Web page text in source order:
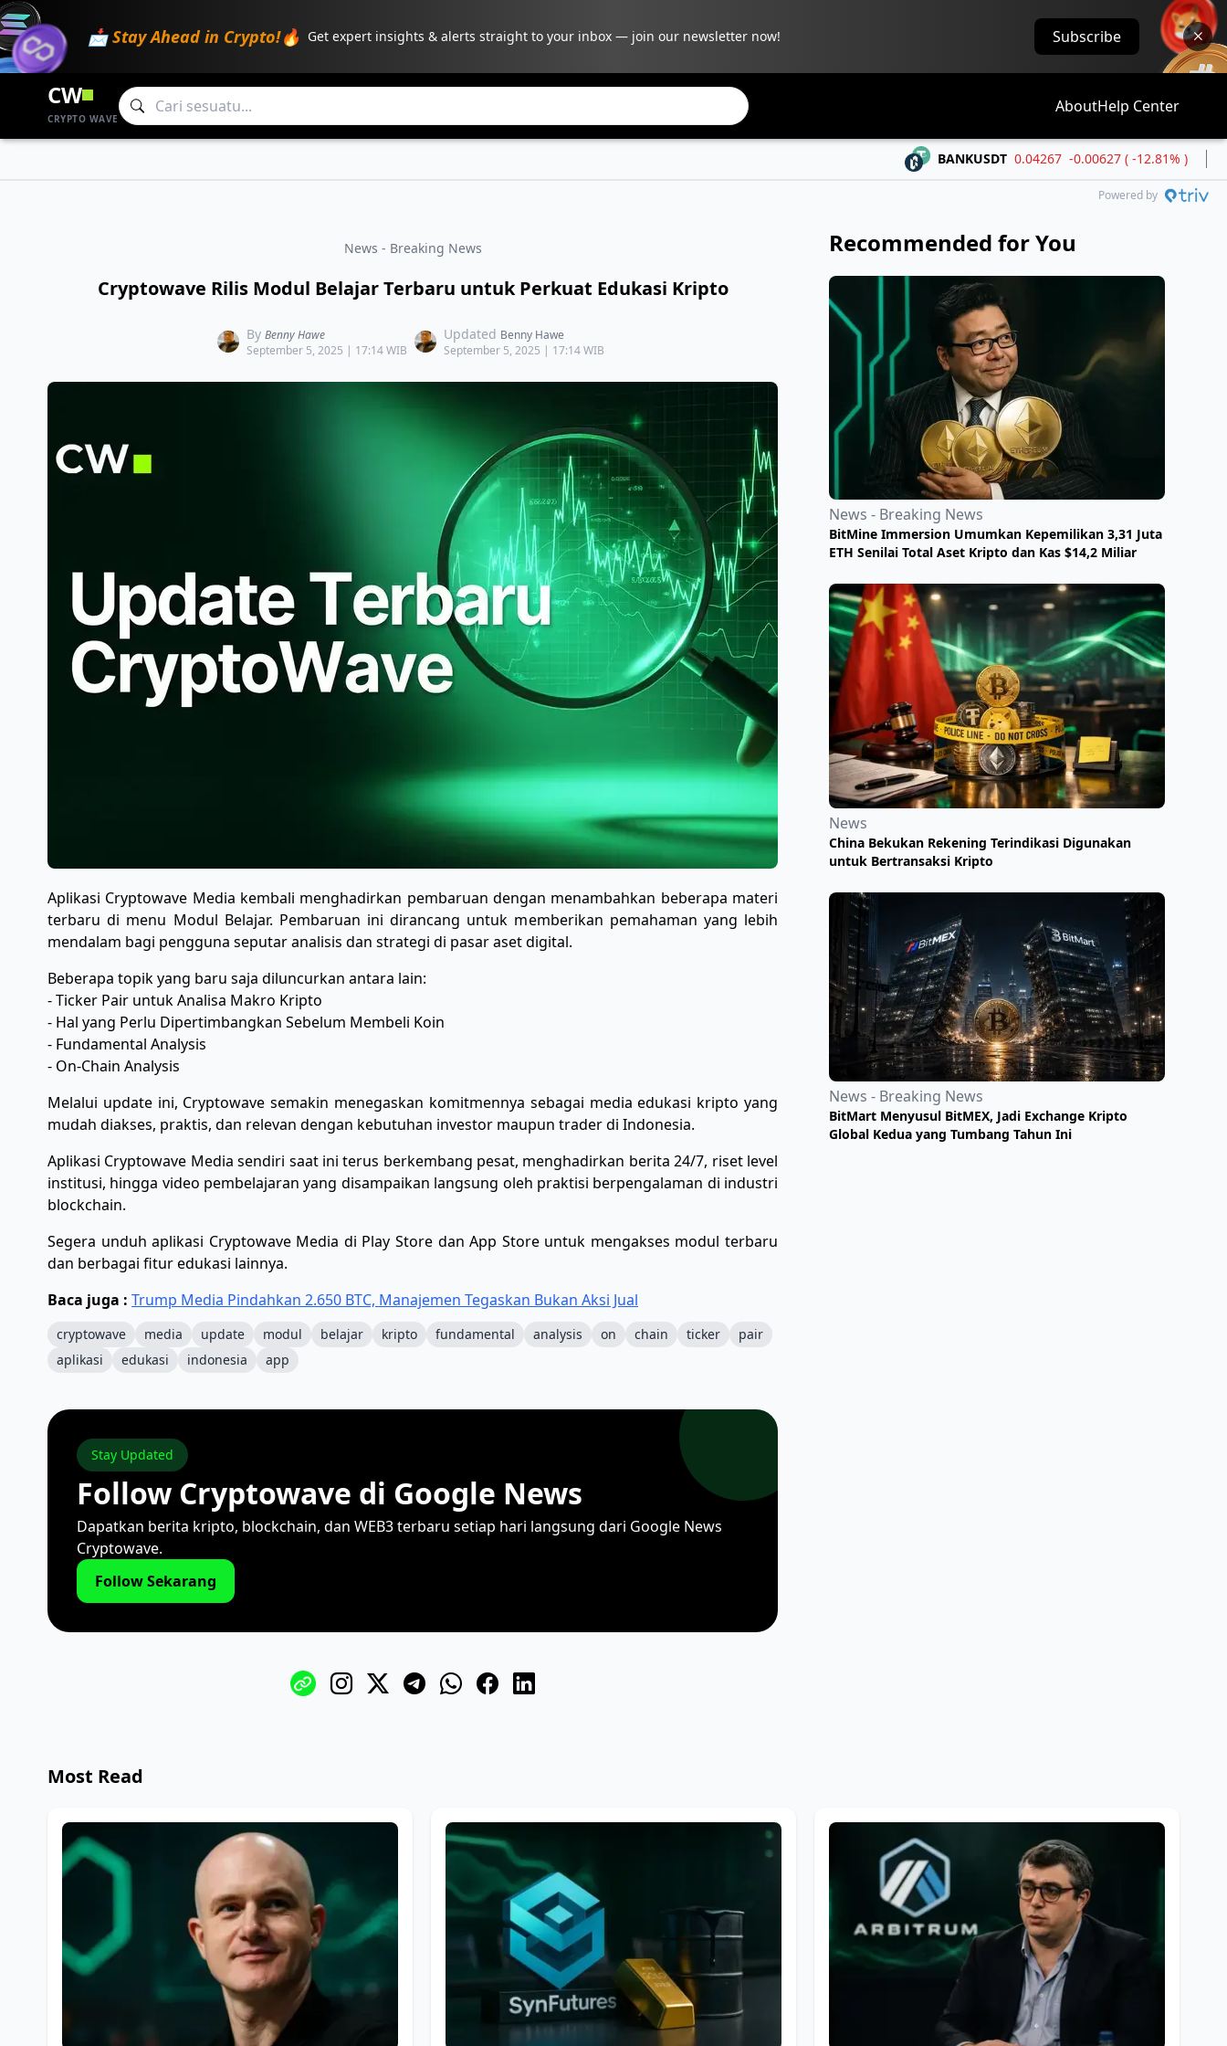
📩 Stay Ahead in Crypto!🔥 Get expert insights & alerts straight to your inbox — join our newsletter now! Subscribe
CW
CRYPTO WAVE
AboutHelp Center
BANKUSDT 0.04267 -0.00627 ( -12.81% )
Powered by
News - Breaking News
Cryptowave Rilis Modul Belajar Terbaru untuk Perkuat Edukasi Kripto
By Benny Hawe
September 5, 2025 | 17:14 WIB
Updated Benny Hawe
September 5, 2025 | 17:14 WIB
Aplikasi Cryptowave Media kembali menghadirkan pembaruan dengan menambahkan beberapa materi
terbaru di menu Modul Belajar. Pembaruan ini dirancang untuk memberikan pemahaman yang lebih
mendalam bagi pengguna seputar analisis dan strategi di pasar aset digital.
Beberapa topik yang baru saja diluncurkan antara lain:
- Ticker Pair untuk Analisa Makro Kripto
- Hal yang Perlu Dipertimbangkan Sebelum Membeli Koin
- Fundamental Analysis
- On-Chain Analysis
Melalui update ini, Cryptowave semakin menegaskan komitmennya sebagai media edukasi kripto yang
mudah diakses, praktis, dan relevan dengan kebutuhan investor maupun trader di Indonesia.
Aplikasi Cryptowave Media sendiri saat ini terus berkembang pesat, menghadirkan berita 24/7, riset level
institusi, hingga video pembelajaran yang disampaikan langsung oleh praktisi berpengalaman di industri
blockchain.
Segera unduh aplikasi Cryptowave Media di Play Store dan App Store untuk mengakses modul terbaru
dan berbagai fitur edukasi lainnya.
Baca juga : Trump Media Pindahkan 2.650 BTC, Manajemen Tegaskan Bukan Aksi Jual
cryptowave media update modul belajar kripto fundamental analysis on chain ticker
pair
aplikasi
edukasi indonesia app
Stay Updated
Follow Cryptowave di Google News
Dapatkan berita kripto, blockchain, dan WEB3 terbaru setiap hari langsung dari Google News
Cryptowave.
Follow Sekarang
Recommended for You
News - Breaking News
BitMine Immersion Umumkan Kepemilikan 3,31 Juta
ETH Senilai Total Aset Kripto dan Kas $14,2 Miliar
News
China Bekukan Rekening Terindikasi Digunakan
untuk Bertransaksi Kripto
News - Breaking News
BitMart Menyusul BitMEX, Jadi Exchange Kripto
Global Kedua yang Tumbang Tahun Ini
Most Read